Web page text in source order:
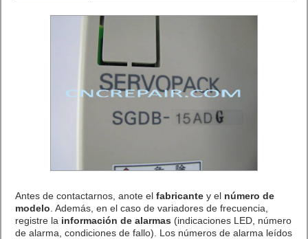
Antes de contactarnos, anote el fabricantey el número de
modelo . Además, en el caso de variadores de frecuencia,
registre la información de alarmas (indicaciones LED, número
de alarma, condiciones de fallo). Los números de alarma leídos